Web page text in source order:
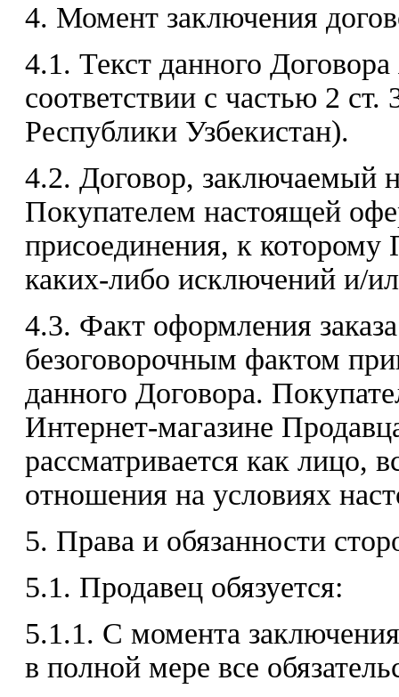
4. Момент заключения
4.1. Текст данного
соответствии с частью 2 ст.
Республики Узбекистан).
4.2. Договор, заключаемый
Покупателем настоящей
присоединения, к которому
каких-либо исключений и/
4.3. Факт оформления
безоговорочным фактом
данного Договора.
Интернет-магазине
рассматривается как лицо,
отношения на условиях
5. Права и обязанности
5.1. Продавец обязуется:
5.1.1. С момента
в полной мере все